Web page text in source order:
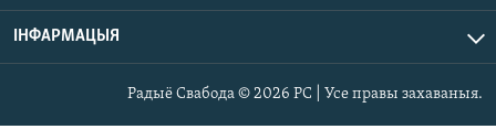
ІНФАРМАЦЫЯ
Радыё Свабода © 2026 РС | Усе правы захаваныя.